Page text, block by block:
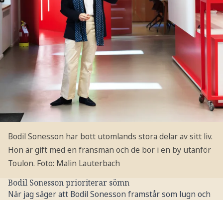
Bodil Sonesson har bott utomlands stora delar av sitt liv.
Hon är gift med en fransman och de bor i en by utanför
Toulon. Foto: Malin Lauterbach
Bodil Sonesson prioriterar sömn
När jag säger att Bodil Sonesson framstår som lugn och